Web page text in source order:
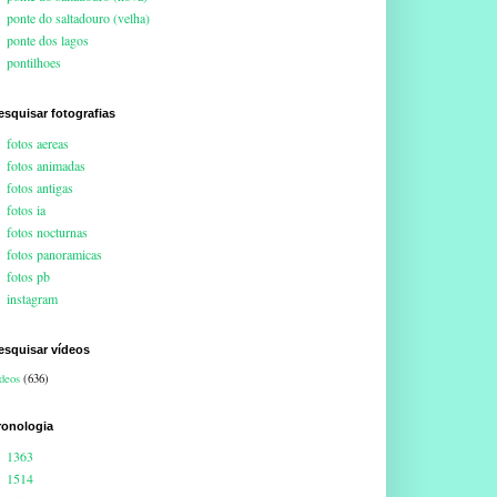
ponte do saltadouro (velha)
ponte dos lagos
pontilhoes
fotografias
fotos aereas
fotos animadas
fotos antigas
fotos ia
fotos nocturnas
fotos panoramicas
fotos pb
instagram
vídeos
(636)
1363
1514